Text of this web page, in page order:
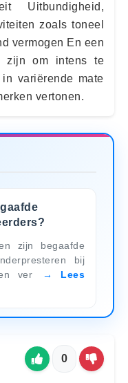
Uitbundigheid,
zoals toneel
vermogen En een
zijn om intens te
variërende mate
vertonen.
zijn begaafde
bij
ver
Lees
0